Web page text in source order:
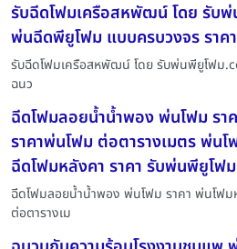
รับฉีดโฟมเครือสหพัฒน์ โดย รับ
พ่นฉีดพียูโฟม แบบครบวงจร ราค
รับฉีดโฟมเครือสหพัฒน์ โดย รับพ่นพียูโฟม
ฉนว
ฉีดโฟมลอยน้ำน้ำพอง พ่นโฟม รา
ราคาพ่นโฟม ต่อตารางเมตร พ่น
ฉีดโฟมหลังคา ราคา รับพ่นพียูโฟ
ฉีดโฟมลอยน้ำน้ำพอง พ่นโฟม ราคา พ่นโฟม
ต่อตารางเม